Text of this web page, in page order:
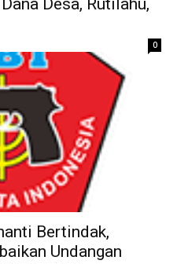
Desa, Rutilahu,
0
Bertindak,
Undangan